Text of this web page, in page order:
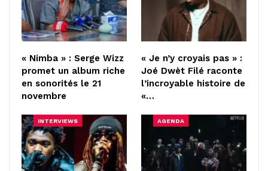
« Nimba » : Serge Wizz
promet un album riche
en sonorités le 21
novembre
« Je n’y croyais pas » :
Joé Dwèt Filé raconte
l’incroyable histoire de
«…
INTERVIEWS AGENDA